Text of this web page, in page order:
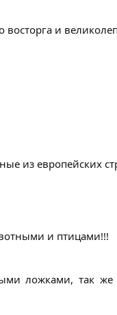
восторга и
из европейских
и птицами!!!
ложками, так же